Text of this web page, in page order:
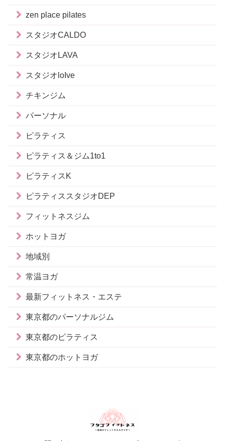
zen place pilates
スタジオCALDO
スタジオLAVA
スタジオloIve
チキンジム
パーソナル
ピラティス
ピラティス＆ジム1to1
ピラティスK
ピラティススタジオDEP
フィットネスジム
ホットヨガ
地域別
常温ヨガ
最新フィットネス・エステ
東京都のパーソナルジム
東京都のピラティス
東京都のホットヨガ